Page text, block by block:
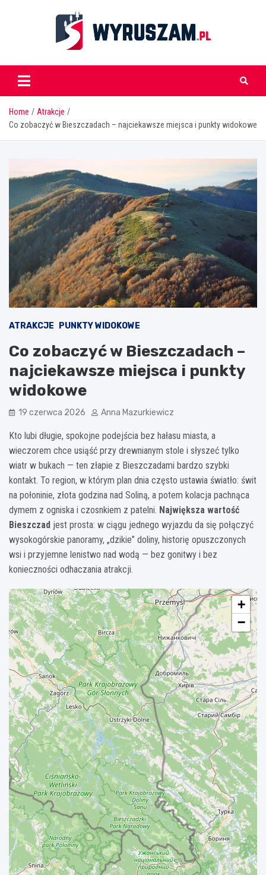
wyruszam.pl
Home
Atrakcje
Co zobaczyć w Bieszczadach – najciekawsze miejsca i punkty widokowe
ATRAKCJE PUNKTY WIDOKOWE
Co zobaczyć w Bieszczadach –
najciekawsze miejsca i punkty
widokowe
19 czerwca 2026 Anna Mazurkiewicz
Kto lubi długie, spokojne podejścia bez hałasu miasta, a
wieczorem chce usiąść przy drewnianym stole i słyszeć tylko
wiatr w bukach — ten złapie z Bieszczadami bardzo szybki
kontakt. To region, w którym plan dnia często ustawia światło: świt
na połoninie, złota godzina nad Soliną, a potem kolacja pachnąca
dymem z ogniska i czosnkiem z patelni. Największa wartość
Bieszczad jest prosta: w ciągu jednego wyjazdu da się połączyć
wysokogórskie panoramy, „dzikie” doliny, historię opuszczonych
wsi i przyjemne lenistwo nad wodą — bez gonitwy i bez
konieczności odhaczania atrakcji.
+
−